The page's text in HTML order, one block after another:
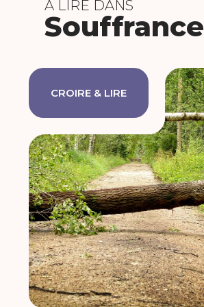
À LIRE DANS
Souffrance
CROIRE & LIRE